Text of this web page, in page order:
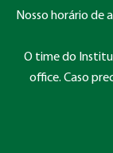
Nosso horário de
O time do
office. Caso